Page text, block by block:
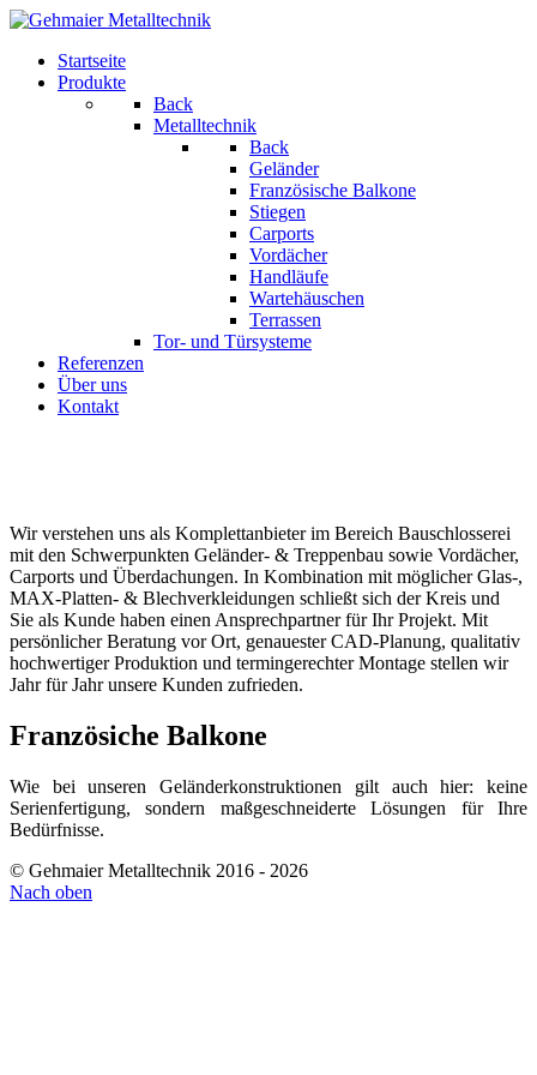
Startseite
Produkte
Back
Metalltechnik
Back
Geländer
Französische Balkone
Stiegen
Carports
Vordächer
Handläufe
Wartehäuschen
Terrassen
Tor- und Türsysteme
Referenzen
Über uns
Kontakt
Wir verstehen uns als Komplettanbieter im Bereich Bauschlosserei
mit den Schwerpunkten Geländer- & Treppenbau sowie Vordächer,
Carports und Überdachungen. In Kombination mit möglicher Glas-,
MAX-Platten- & Blechverkleidungen schließt sich der Kreis und
Sie als Kunde haben einen Ansprechpartner für Ihr Projekt. Mit
persönlicher Beratung vor Ort, genauester CAD-Planung, qualitativ
hochwertiger Produktion und termingerechter Montage stellen wir
Jahr für Jahr unsere Kunden zufrieden.
Französiche Balkone
Wie bei unseren Geländerkonstruktionen gilt auch hier: keine
Serienfertigung, sondern maßgeschneiderte Lösungen für Ihre
Bedürfnisse.
© Gehmaier Metalltechnik 2016 - 2026
Nach oben